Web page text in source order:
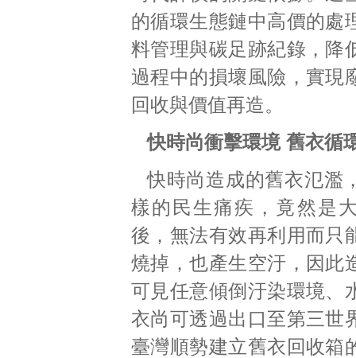
的循環生態鏈中高價的處
料管理與碳足跡紀錄，降
過程中的損壞風險，實現
回收與價值再造。
快時尚衝擊環境 舊衣循
快時尚造成的舊衣氾濫
樣的民生痛疾，竟然是
後，無法有效再利用而只
燒掉，也產生空汙，因此
可見任意傾倒汙染環境、
衣尚可透過出口至第三世
臺灣順勢建立舊衣回收箱